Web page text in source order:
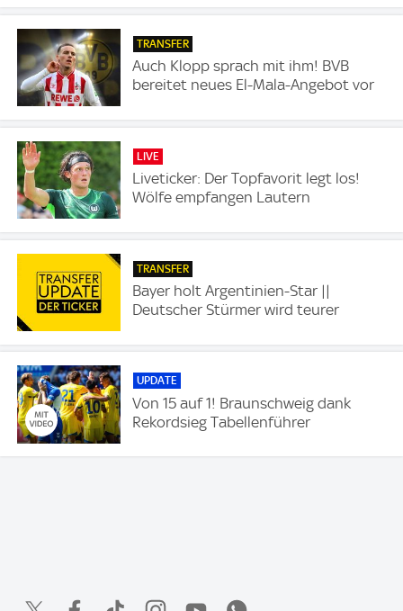
TRANSFER
Auch Klopp sprach mit ihm! BVB
bereitet neues El-Mala-Angebot vor
LIVE
Liveticker: Der Topfavorit legt los!
Wölfe empfangen Lautern
TRANSFER
Bayer holt Argentinien-Star ||
Deutscher Stürmer wird teurer
UPDATE
Von 15 auf 1! Braunschweig dank
Rekordsieg Tabellenführer